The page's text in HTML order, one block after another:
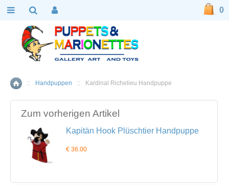
Home
:: Handpuppen :: Kardinal Richelieu Handpuppe
Zum vorherigen Artikel
Kapitän Hook Plüschtier Handpuppe
€ 36.00
0